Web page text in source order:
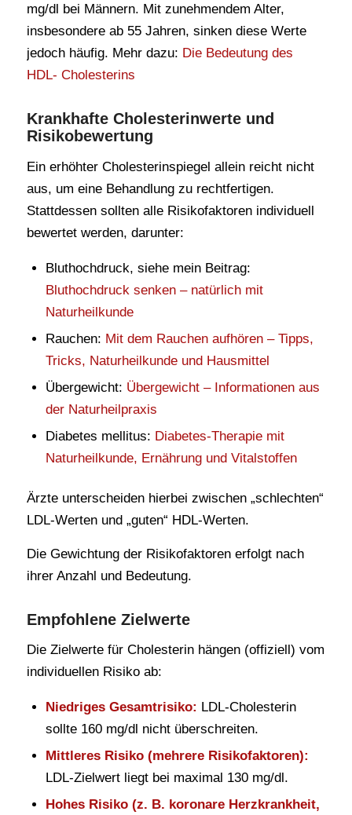
mg/dl bei Männern. Mit zunehmendem Alter,
insbesondere ab 55 Jahren, sinken diese Werte
jedoch häufig. Mehr dazu: Die Bedeutung des
HDL- Cholesterins
Krankhafte Cholesterinwerte und
Risikobewertung
Ein erhöhter Cholesterinspiegel allein reicht nicht
aus, um eine Behandlung zu rechtfertigen.
Stattdessen sollten alle Risikofaktoren individuell
bewertet werden, darunter:
Bluthochdruck, siehe mein Beitrag:
Bluthochdruck senken – natürlich mit
Naturheilkunde
Rauchen: Mit dem Rauchen aufhören – Tipps,
Tricks, Naturheilkunde und Hausmittel
Übergewicht: Übergewicht – Informationen aus
der Naturheilpraxis
Diabetes mellitus: Diabetes-Therapie mit
Naturheilkunde, Ernährung und Vitalstoffen
Ärzte unterscheiden hierbei zwischen „schlechten“
LDL-Werten und „guten“ HDL-Werten.
Die Gewichtung der Risikofaktoren erfolgt nach
ihrer Anzahl und Bedeutung.
Empfohlene Zielwerte
Die Zielwerte für Cholesterin hängen (offiziell) vom
individuellen Risiko ab:
Niedriges Gesamtrisiko: LDL-Cholesterin
sollte 160 mg/dl nicht überschreiten.
Mittleres Risiko (mehrere Risikofaktoren):
LDL-Zielwert liegt bei maximal 130 mg/dl.
Hohes Risiko (z. B. koronare Herzkrankheit,